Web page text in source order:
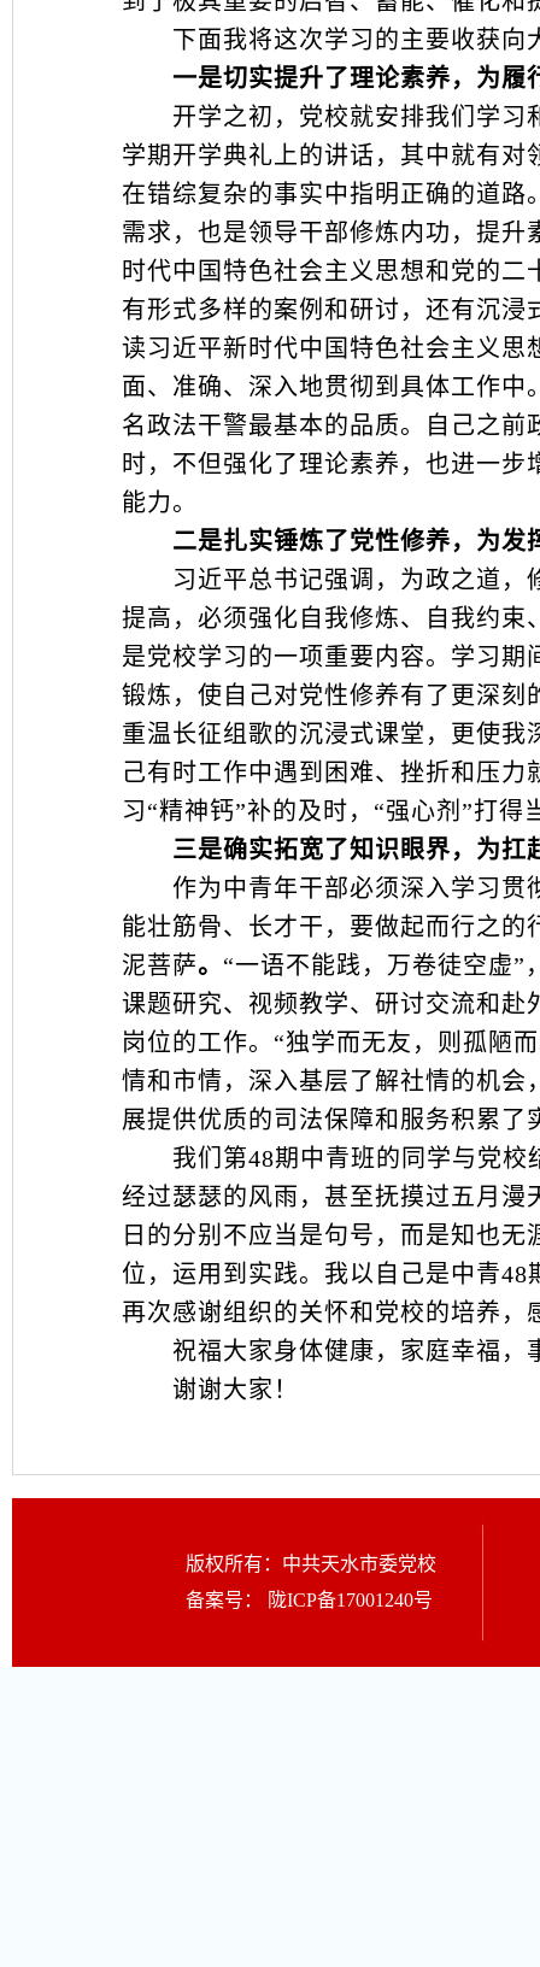
下面我将这次学习的主要收获向
一是切实提升了理论素养，为履
开学之初，党校就安排我们学习和
学期开学典礼上的讲话，其中就有
在错综复杂的事实中指明正确的道
需求，也是领导干部修炼内功，提
时代中国特色社会主义思想和党的
有形式多样的案例和研讨，还有沉
读习近平新时代中国特色社会主义
面、准确、深入地贯彻到具体工作
名政法干警最基本的品质。自己之
时，不但强化了理论素养，也进一
能力。
二是扎实锤炼了党性修养，为发
习近平总书记强调，为政之道，
提高，必须强化自我修炼、自我约束
是党校学习的一项重要内容。学习
锻炼，使自己对党性修养有了更深
重温长征组歌的沉浸式课堂，更使
己有时工作中遇到困难、挫折和压
习“精神钙”补的及时，“强心剂”打得
三是确实拓宽了知识眼界，为扛
作为中青年干部必须深入学习贯
能壮筋骨、长才干，要做起而行之
泥菩萨。 “一语不能践，万卷徒空虚
课题研究、视频教学、研讨交流和
岗位的工作。“独学而无友，则孤陋
情和市情，深入基层了解社情的机
展提供优质的司法保障和服务积累了
我们第48期中青班的同学与党校
经过瑟瑟的风雨，甚至抚摸过五月漫
日的分别不应当是句号，而是知也
位，运用到实践。我以自己是中青
再次感谢组织的关怀和党校的培养
祝福大家身体健康，家庭幸福，
谢谢大家！
版权所有：中共天水市委党校
备案号：
陇ICP备17001240号